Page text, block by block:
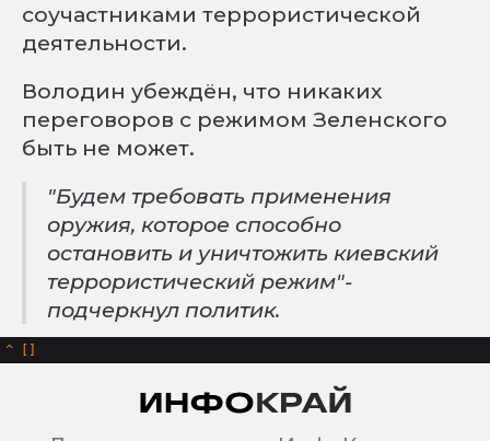
соучастниками террористической
деятельности.
Володин убеждён, что никаких
переговоров с режимом Зеленского
быть не может.
"Будем требовать применения
оружия, которое способно
остановить и уничтожить киевский
террористический режим"-
подчеркнул политик.
^